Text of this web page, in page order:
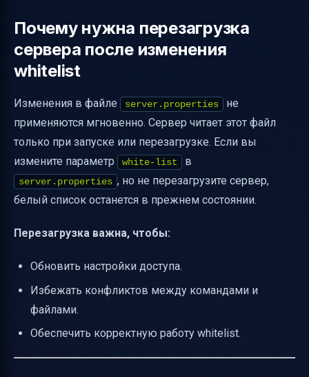
Почему нужна перезагрузка
сервера после изменения
whitelist
Изменения в файле server.properties
не
применяются мгновенно. Сервер читает этот файл
только при запуске или перезагрузке. Если вы
измените параметр
white-list в
server.properties , но не перезагрузите сервер,
белый список останется в прежнем состоянии.
Перезагрузка важна, чтобы:
Обновить настройки доступа.
Избежать конфликтов между командами и
файлами.
Обеспечить корректную работу whitelist.